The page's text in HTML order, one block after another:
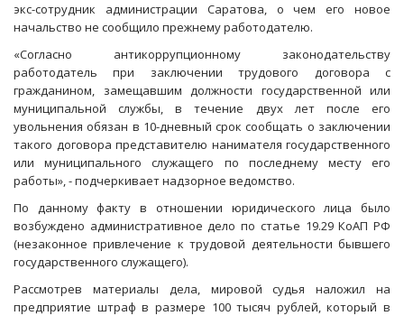
экс-сотрудник администрации Саратова, о чем его новое
начальство не сообщило прежнему работодателю.
«Согласно антикоррупционному законодательству
работодатель при заключении трудового договора с
гражданином, замещавшим должности государственной или
муниципальной службы, в течение двух лет после его
увольнения обязан в 10-дневный срок сообщать о заключении
такого договора представителю нанимателя государственного
или муниципального служащего по последнему месту его
работы», - подчеркивает надзорное ведомство.
По данному факту в отношении юридического лица было
возбуждено административное дело по статье 19.29 КоАП РФ
(незаконное привлечение к трудовой деятельности бывшего
государственного служащего).
Рассмотрев материалы дела, мировой судья наложил на
предприятие штраф в размере 100 тысяч рублей, который в